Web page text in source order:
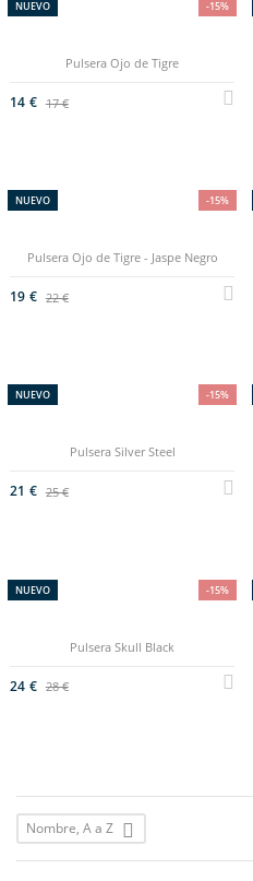
-15%
NUEVO
Pulsera Ojo de Tigre
14 € 17 €
-15%
NUEVO
Pulsera Ojo de Tigre - Jaspe Negro
19 € 22 €
-15%
NUEVO
Pulsera Silver Steel
21 € 25 €
-15%
NUEVO
Pulsera Skull Black
24 € 28 €
Nombre, A a Z 